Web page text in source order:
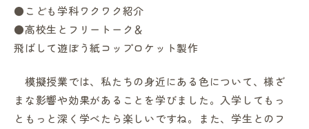
●こども学科ワクワク紹介
●高校生とフリートーク＆
飛ばして遊ぼう紙コップロケット製作
模擬授業では、私たちの身近にある色について、様ざ
まな影響や効果があることを学びました。入学してもっ
ともっと深く学べたら楽しいですね。また、学生とのフ